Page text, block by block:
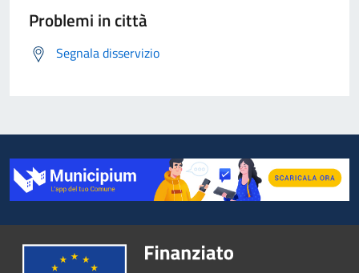
Problemi in città
Segnala disservizio